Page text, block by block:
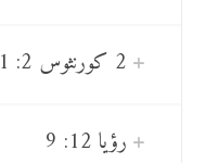
2 كورنثوس 2: 11
رؤيا 12: 9